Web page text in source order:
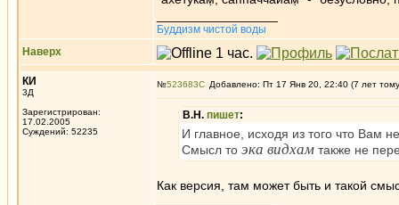
Буддизм чистой воды
Наверх
КИ
3Д
Зарегистрирован:
17.02.2005
Суждений: 52235
№523683 Добавлено: Пт 17 Янв 20, 22:40 (7 лет
В.Н. пишет:
И главное, исходя из того что Вам
Смысл то эка видхам также не
Как версия, там может быть и такой